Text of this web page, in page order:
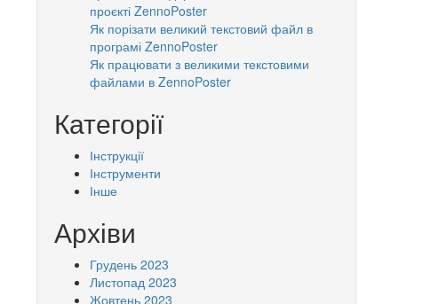
проєкті ZennoPoster
Як порізати великий текстовий файл в
програмі ZennoPoster
Як працювати з великими текстовими
файлами в ZennoPoster
Категорії
Інструкції
Інструменти
Інше
Архіви
Грудень 2023
Листопад 2023
Жовтень 2023